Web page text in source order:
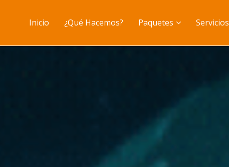
Inicio ¿Qué Hacemos? Paquetes Servicios